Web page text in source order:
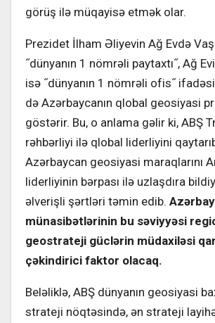
görüş ilə müqayisə etmək olar.
Prezidet İlham Əliyevin Ağ Evdə
˝dünyanın 1 nömrəli paytaxtı˝, Ağ
isə ˝dünyanın 1 nömrəli ofis˝
də Azərbaycanın qlobal geosiyasi
göstərir. Bu, o anlama gəlir ki, ABŞ
rəhbərliyi ilə qlobal liderliyini
Azərbaycan geosiyasi maraqlarını
liderliyinin bərpası ilə uzlaşdıra
əlverişli şərtləri təmin edib.
münasibətlərinin bu səviyyəsi
geostrateji güclərin müdaxiləsi
çəkindirici faktor olacaq.
Beləliklə, ABŞ dünyanın geosiyasi
strateji nöqtəsində, ən strateji